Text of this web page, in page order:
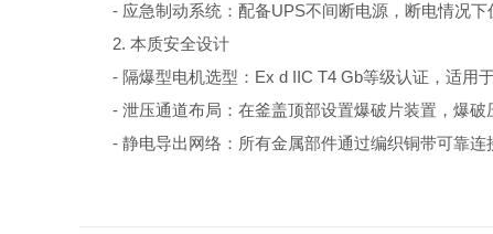
- 应急制动系统：配备UPS不间断电源，断电情况下
2. 本质安全设计
- 隔爆型电机选型：Ex d IIC T4 Gb等级认证，适用于
- 泄压通道布局：在釜盖顶部设置爆破片装置，爆破
- 静电导出网络：所有金属部件通过编织铜带可靠连